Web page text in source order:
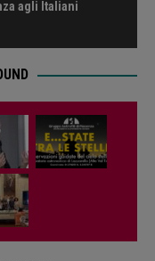
agli Italiani